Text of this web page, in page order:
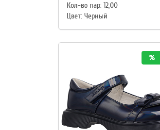
Кол-во пар: 12,00
Цвет: Черный